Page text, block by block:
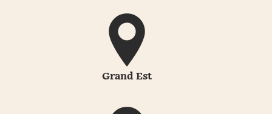
Grand Est